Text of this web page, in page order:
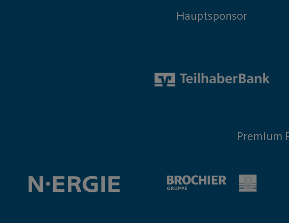
Hauptsponsor
Premium